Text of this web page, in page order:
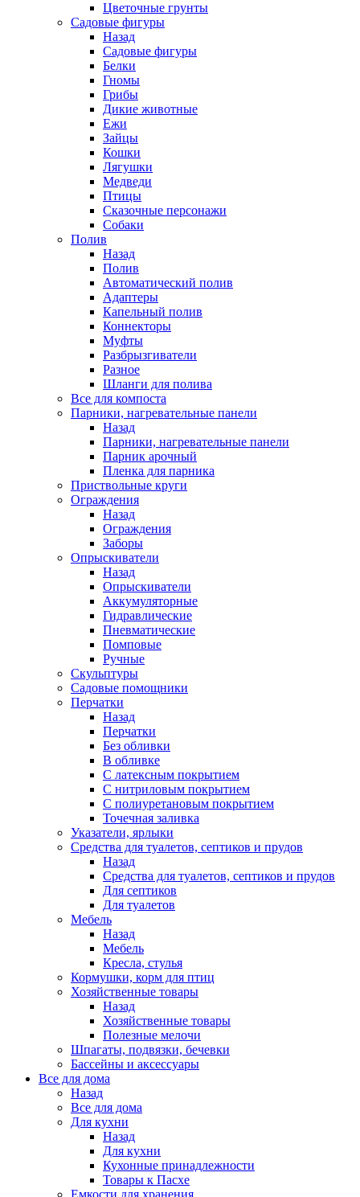
Цветочные грунты
Садовые фигуры
Назад
Садовые фигуры
Белки
Гномы
Грибы
Дикие животные
Ежи
Зайцы
Кошки
Лягушки
Медведи
Птицы
Сказочные персонажи
Собаки
Полив
Назад
Полив
Автоматический полив
Адаптеры
Капельный полив
Коннекторы
Муфты
Разбрызгиватели
Разное
Шланги для полива
Все для компоста
Парники, нагревательные панели
Назад
Парники, нагревательные панели
Парник арочный
Пленка для парника
Приствольные круги
Ограждения
Назад
Ограждения
Заборы
Опрыскиватели
Назад
Опрыскиватели
Аккумуляторные
Гидравлические
Пневматические
Помповые
Ручные
Скульптуры
Садовые помощники
Перчатки
Назад
Перчатки
Без обливки
В обливке
С латексным покрытием
С нитриловым покрытием
С полиуретановым покрытием
Точечная заливка
Указатели, ярлыки
Средства для туалетов, септиков и прудов
Назад
Средства для туалетов, септиков и прудов
Для септиков
Для туалетов
Мебель
Назад
Мебель
Кресла, стулья
Кормушки, корм для птиц
Хозяйственные товары
Назад
Хозяйственные товары
Полезные мелочи
Шпагаты, подвязки, бечевки
Бассейны и аксессуары
Все для дома
Назад
Все для дома
Для кухни
Назад
Для кухни
Кухонные принадлежности
Товары к Пасхе
Емкости для хранения